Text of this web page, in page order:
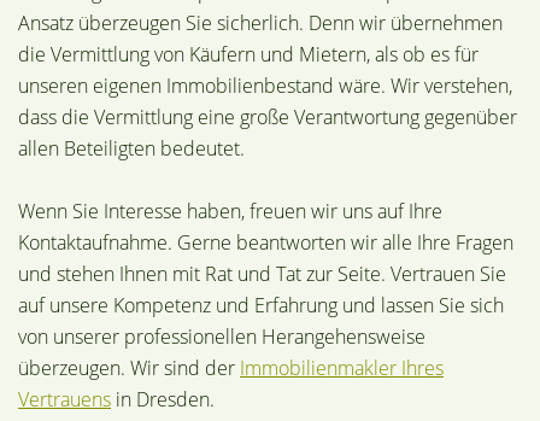
Ansatz überzeugen Sie sicherlich. Denn wir übernehmen
die Vermittlung von Käufern und Mietern, als ob es für
unseren eigenen Immobilienbestand wäre. Wir verstehen,
dass die Vermittlung eine große Verantwortung gegenüber
allen Beteiligten bedeutet.
Wenn Sie Interesse haben, freuen wir uns auf Ihre
Kontaktaufnahme. Gerne beantworten wir alle Ihre Fragen
und stehen Ihnen mit Rat und Tat zur Seite. Vertrauen Sie
auf unsere Kompetenz und Erfahrung und lassen Sie sich
von unserer professionellen Herangehensweise
überzeugen. Wir sind der Immobilienmakler Ihres
Vertrauens in Dresden.